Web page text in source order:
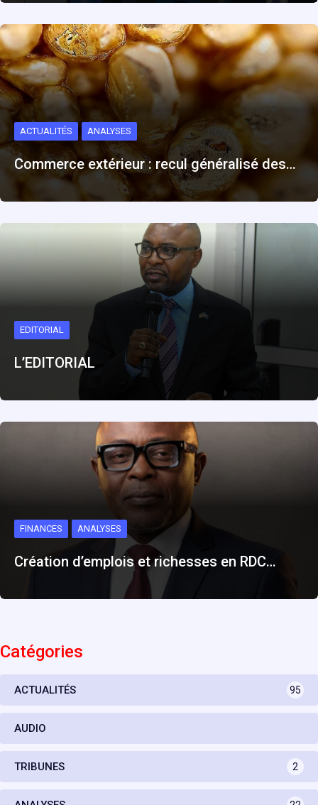
ACTUALITÉS ANALYSES
Commerce extérieur : recul généralisé des…
EDITORIAL
L’EDITORIAL
FINANCES ANALYSES
Création d’emplois et richesses en RDC…
Catégories
ACTUALITÉS 95
AUDIO
TRIBUNES 2